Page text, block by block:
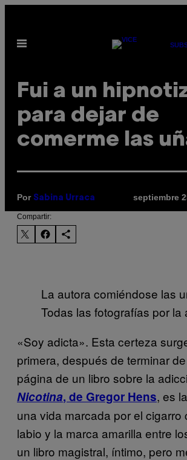
contenido
Abrir
Fui a un
para dejar de
comerme las
Por Sabina Urraca septiembre
Compartir:
La autora comiéndose las
Todas las fotografías por la
«Soy adicta». Esta certeza
primera, después de terminar
página de un libro sobre la
Nicotina, de Gregor Hens, es
una vida marcada por el cigarro
labio y la marca amarilla entre
un libro magistral, íntimo, pero